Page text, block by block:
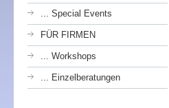
... Special Events
FÜR FIRMEN
... Workshops
... Einzelberatungen